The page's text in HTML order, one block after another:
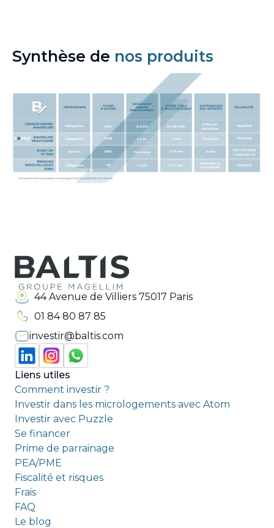
Synthèse de nos produits
44 Avenue de Villiers 75017 Paris
01 84 80 87 85
investir@baltis.com
Liens utiles
Comment investir ?
Investir dans les micrologements avec Atom
Investir avec Puzzle
Se financer
Prime de parrainage
PEA/PME
Fiscalité et risques
Frais
FAQ
Le blog